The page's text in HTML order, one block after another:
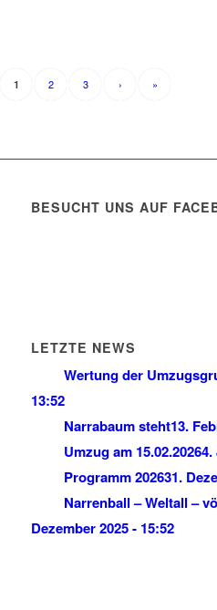
1 2 3 › »
BESUCHT UNS AUF
LETZTE NEWS
Wertung der
13:52
Narrabaum steht13.
Umzug am 15.02.20264.
Programm 202631.
Narrenball – Weltall –
Dezember 2025 - 15:52